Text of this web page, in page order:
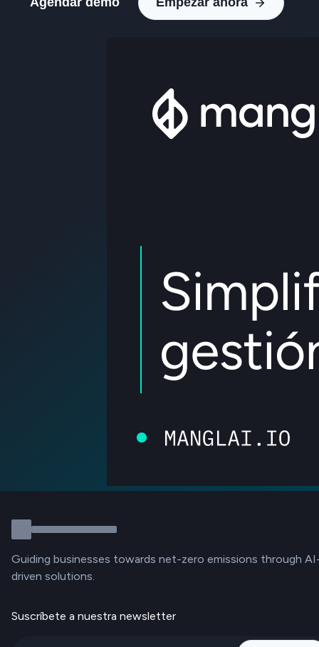
Guiding businesses towards net-zero emissions through
driven solutions.
Suscríbete a nuestra newsletter